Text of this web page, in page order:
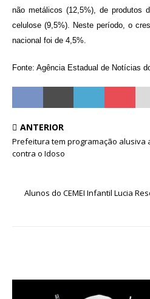
não metálicos (12,5%), de produtos
celulose (9,5%). Neste período, o
nacional foi de 4,5%.
Fonte: Agência Estadual de Notícias
ANTERIOR
Prefeitura tem programação alusiva
contra o Idoso
Alunos do CEMEI Infantil Lucia